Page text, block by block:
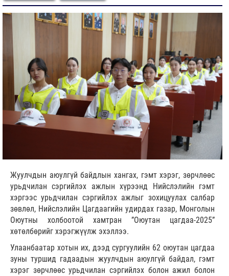
Жуулчдын аюулгүй байдлын хангах, гэмт хэрэг, зөрчлөөс
урьдчилан сэргийлэх ажлын хүрээнд Нийслэлийн гэмт
хэргээс урьдчилан сэргийлэх ажлыг зохицуулах салбар
зөвлөл, Нийслэлийн Цагдаагийн удирдах газар, Монголын
Оюутны холбоотой хамтран ᠌᠌”Оюутан цагдаа-2025”
хөтөлбөрийг хэрэгжүүлж эхэллээ.
Улаанбаатар хотын их, дээд сургуулийн 62 оюутан цагдаа
зуны туршид гадаадын жуулчдын аюулгүй байдал, гэмт
хэрэг зөрчлөөс урьдчилан сэргийлэх болон ажил болон